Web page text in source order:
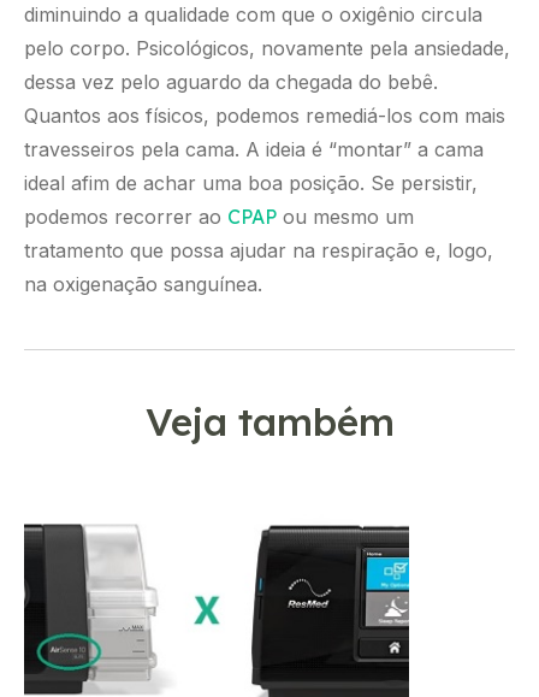
diminuindo a qualidade com que o oxigênio circula
pelo corpo. Psicológicos, novamente pela ansiedade,
dessa vez pelo aguardo da chegada do bebê.
Quantos aos físicos, podemos remediá-los com mais
travesseiros pela cama. A ideia é “montar” a cama
ideal afim de achar uma boa posição. Se persistir,
podemos recorrer ao CPAP ou mesmo um
tratamento que possa ajudar na respiração e, logo,
na oxigenação sanguínea.
Veja também